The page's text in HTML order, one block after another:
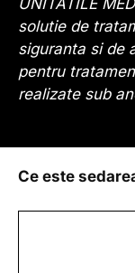
UNITATILE
solutie de
siguranta si de
pentru
realizate sub
Ce este